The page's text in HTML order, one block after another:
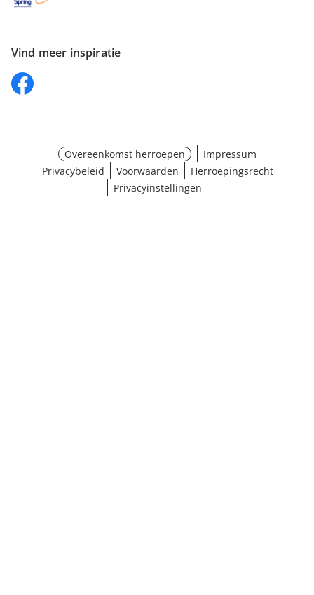
Vind meer inspiratie
Overeenkomst herroepen
Impressum
Privacybeleid
Voorwaarden
Herroepingsrecht
Privacyinstellingen